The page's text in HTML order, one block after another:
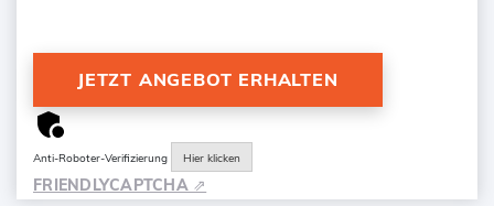
Anti-Roboter-Verifizierung Hier klicken
FRIENDLYCAPTCHA ⇗